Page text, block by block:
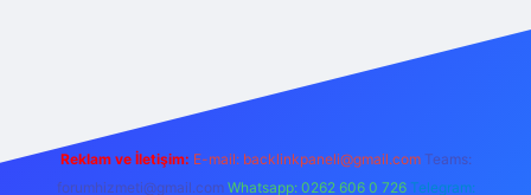
Reklam ve İletişim: E-mail: backlinkpaneli@gmail.com Teams:
forumhizmeti@gmail.com Whatsapp: 0262 606 0 726 Telegram: